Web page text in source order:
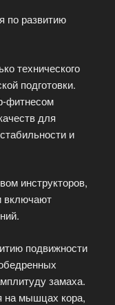
по развитию
технического
подготовки.
фитнесом
для
и
инструкторов,
включают
подвижности
замаха.
на мышцах кора,